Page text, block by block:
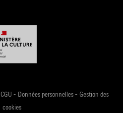
CGU - Données personnelles- Gestion des
cookies